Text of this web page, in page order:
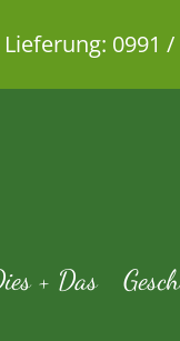
Lieferung: 0991
+ Das